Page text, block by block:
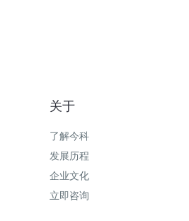
关于
了解今科
发展历程
企业文化
立即咨询